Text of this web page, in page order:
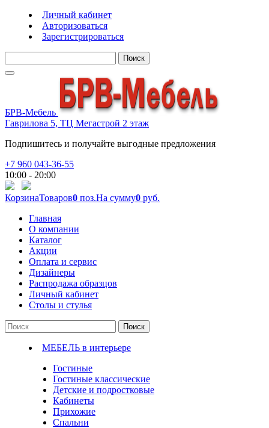
Личный кабинет
Авторизоваться
Зарегистрироваться
Поиск
БРВ-Мебель
Гаврилова 5, ТЦ Мегастрой 2 этаж
Подпишитесь и получайте выгодные предложения
+7 960 043-36-55
10:00 - 20:00
КорзинаТоваров0 поз.На сумму0 руб.
Главная
О компании
Каталог
Акции
Оплата и сервис
Дизайнеры
Распродажа образцов
Личный кабинет
Столы и стулья
Поиск
МЕБЕЛЬ в интерьере
Гостиные
Гостиные классические
Детские и подростковые
Кабинеты
Прихожие
Спальни